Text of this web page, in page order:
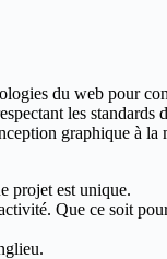
du web pour
les standards
graphique à
projet est unique.
Que ce soit